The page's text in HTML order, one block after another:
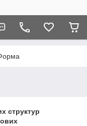
структур